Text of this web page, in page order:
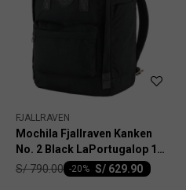
FJALLRAVEN
Mochila Fjallraven Kanken
No. 2 Black LaPortugalop 15
Unisex
S/ 629.90
-20
S/790.00